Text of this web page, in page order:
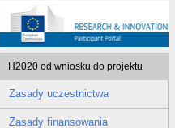
H2020 od wniosku do projektu
Zasady uczestnictwa
Zasady finansowania